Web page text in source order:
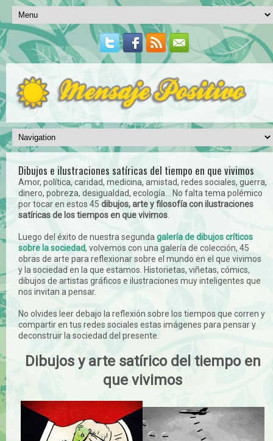
Dibujos e ilustraciones satíricas del tiempo en que vivimos
Amor, política, caridad, medicina, amistad, redes sociales, guerra,
dinero, pobreza, desigualdad, ecología... No falta tema polémico
por tocar en estos 45 dibujos, arte y filosofía con ilustraciones
satíricas de los tiempos en que vivimos
Luego del éxito de nuestra segunda galería de dibujos críticos
sobre la sociedad, volvemos con una galería de colección, 45
obras de arte para reflexionar sobre el mundo en el que vivimos
y la sociedad en la que estamos. Historietas, viñetas, cómics,
dibujos de artistas gráficos e ilustraciones muy inteligentes que
nos invitan a pensar.
No olvides leer debajo la reflexión sobre los tiempos que corren y
compartir en tus redes sociales estas imágenes para pensar y
deconstruir la sociedad del presente.
Dibujos y arte satírico del tiempo en
que vivimos